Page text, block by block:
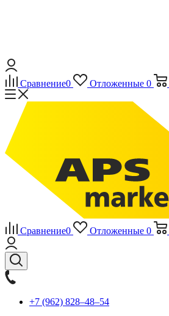
Сравнение0 Отложенные 0
Сравнение0 Отложенные 0
+7 (962) 828‒48‒54